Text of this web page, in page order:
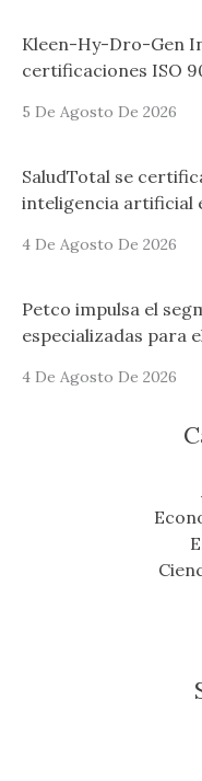
Kleen-Hy-Dro-Gen
certificaciones ISO
5 De Agosto De 2026
SaludTotal se
inteligencia artificial
4 De Agosto De 2026
Petco impulsa el
especializadas para
4 De Agosto De 2026